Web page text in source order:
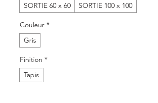
SORTIE 60 x 60
SORTIE 100 x 100
Couleur *
Gris
Finition *
Tapis